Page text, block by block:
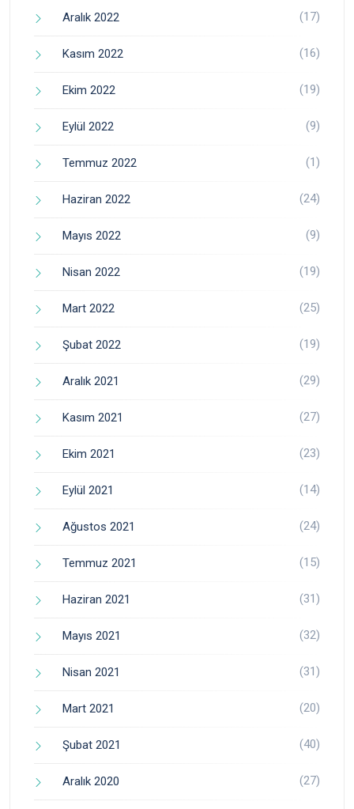
Aralık 2022 (17)
Kasım 2022 (16)
Ekim 2022 (19)
Eylül 2022 (9)
Temmuz 2022 (1)
Haziran 2022 (24)
Mayıs 2022 (9)
Nisan 2022 (19)
Mart 2022 (25)
Şubat 2022 (19)
Aralık 2021 (29)
Kasım 2021 (27)
Ekim 2021 (23)
Eylül 2021 (14)
Ağustos 2021 (24)
Temmuz 2021 (15)
Haziran 2021 (31)
Mayıs 2021 (32)
Nisan 2021 (31)
Mart 2021 (20)
Şubat 2021 (40)
Aralık 2020 (27)